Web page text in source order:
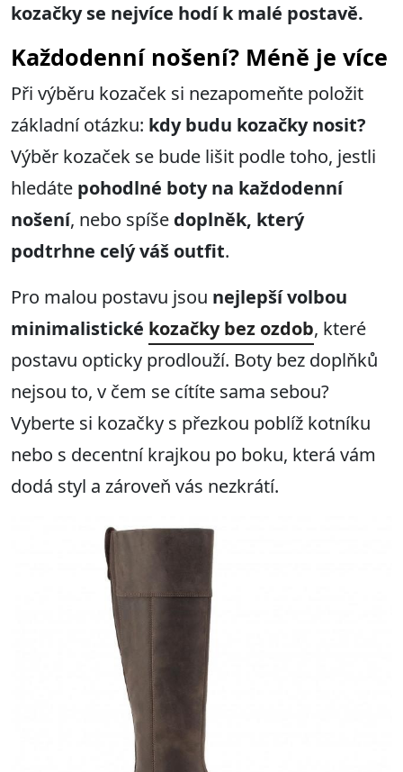
kozačky se nejvíce hodí k malé postavě.
Každodenní nošení? Méně je více
Při výběru kozaček si nezapomeňte položit
základní otázku: kdy budu kozačky nosit?
Výběr kozaček se bude lišit podle toho, jestli
hledáte pohodlné boty na každodenní
nošení, nebo spíše doplněk, který
podtrhne celý váš outfit.
Pro malou postavu jsou nejlepší volbou
minimalistické kozačky bez ozdob, které
postavu opticky prodlouží. Boty bez doplňků
nejsou to, v čem se cítíte sama sebou?
Vyberte si kozačky s přezkou poblíž kotníku
nebo s decentní krajkou po boku, která vám
dodá styl a zároveň vás nezkrátí.